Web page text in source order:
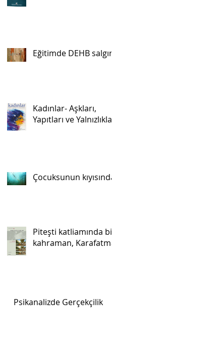
Eğitimde DEHB salgını
Kadınlar- Aşkları,
Yapıtları ve Yalnızlıkları
Çocuksunun kıyısında
Piteşti katliamında bir
kahraman, Karafatma.
Psikanalizde Gerçekçilik